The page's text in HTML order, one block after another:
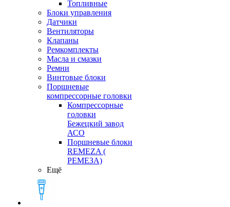
Топливные
Блоки управления
Датчики
Вентиляторы
Клапаны
Ремкомплекты
Масла и смазки
Ремни
Винтовые блоки
Поршневые
компрессорные головки
Компрессорные
головки
Бежецкий завод
АСО
Поршневые блоки
REMEZA (
РЕМЕЗА)
Ещё